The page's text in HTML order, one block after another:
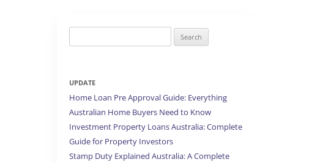
for:
UPDATE
Home Loan Pre Approval Guide: Everything
Australian Home Buyers Need to Know
Investment Property Loans Australia: Complete
Guide for Property Investors
Stamp Duty Explained Australia: A Complete